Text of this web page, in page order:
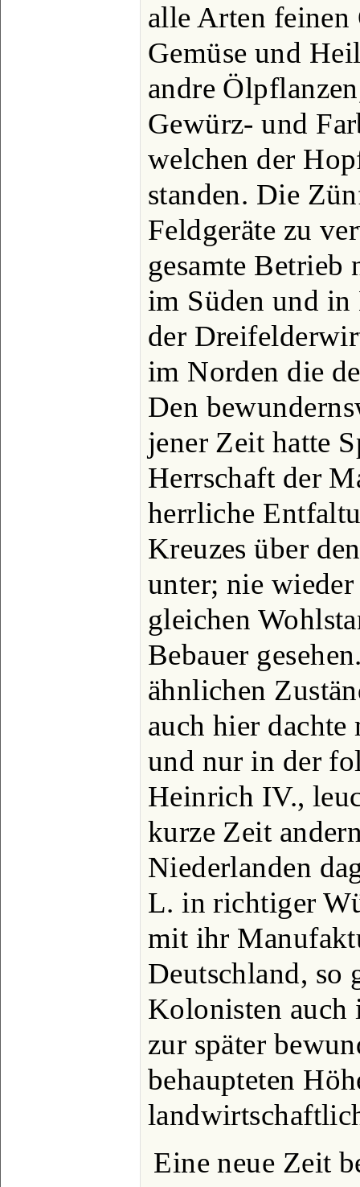
alle Arten feinen
Gemüse und
andre
Gewürz- und
welchen der
standen. Die
Feldgeräte zu
gesamte Betrieb
im Süden und
der
im Norden die
Den
jener Zeit hatte
Herrschaft der
herrliche
Kreuzes über
unter; nie
gleichen
Bebauer
ähnlichen
auch hier
und nur in der
Heinrich IV.,
kurze Zeit
Niederlanden
L. in richtiger
mit ihr
Deutschland, so
Kolonisten auch
zur später
behaupteten
Eine neue Zeit